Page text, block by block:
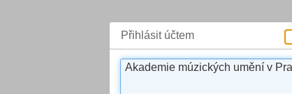
Přihlásit účtem
Akademie múzických umění v